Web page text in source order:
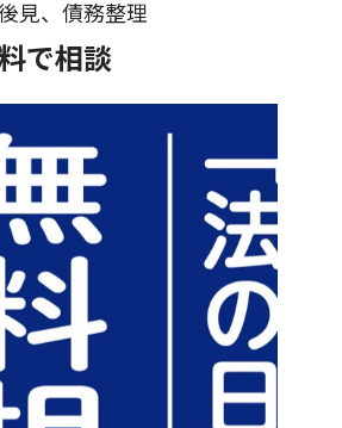
見、債務整理
で相談